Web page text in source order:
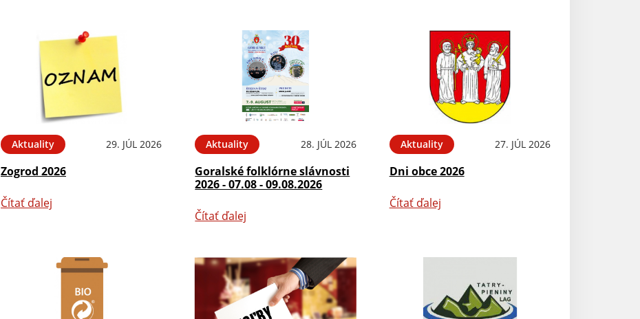
Aktuality 29. JÚL 2026
Zogrod 2026
Čítať ďalej
Aktuality 28. JÚL 2026
Goralské folklórne slávnosti
2026 - 07.08 - 09.08.2026
Čítať ďalej
Aktuality 27. JÚL 2026
Dni obce 2026
Čítať ďalej